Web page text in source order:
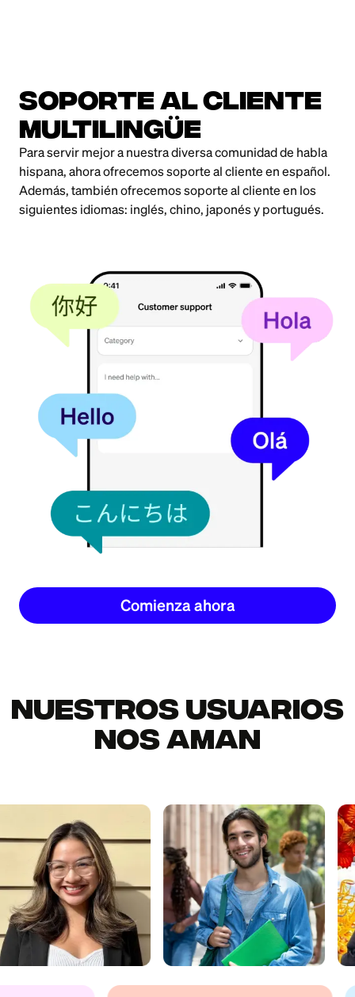
Comienza ahora
Soporte al Cliente
Multilingüe
Para servir mejor a nuestra diversa comunidad de habla
hispana, ahora ofrecemos soporte al cliente en español.
Además, también ofrecemos soporte al cliente en los
siguientes idiomas: inglés, chino, japonés y portugués.
Nuestros usuarios
nos aman